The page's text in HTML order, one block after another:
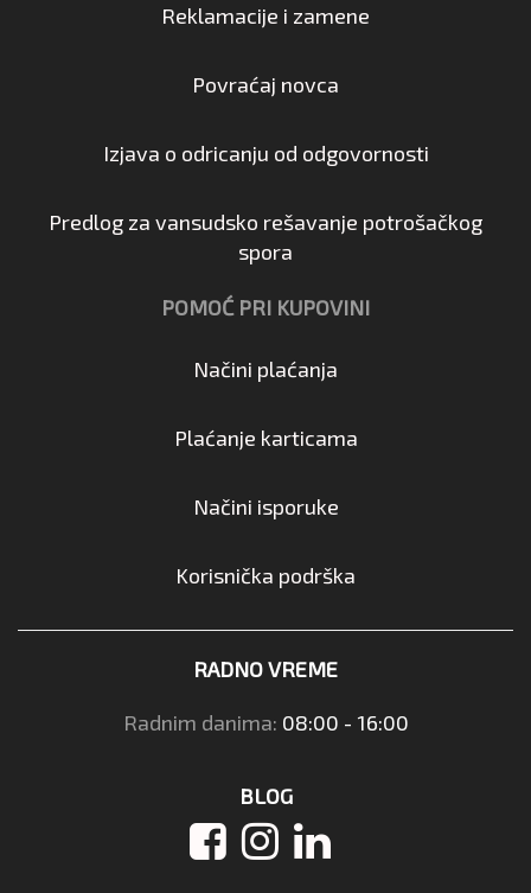
Reklamacije i zamene
Povraćaj novca
Izjava o odricanju od odgovornosti
Predlog za vansudsko rešavanje potrošačkog
spora
POMOĆ PRI KUPOVINI
Načini plaćanja
Plaćanje karticama
Načini isporuke
Korisnička podrška
RADNO VREME
Radnim danima: 08:00 - 16:00
BLOG